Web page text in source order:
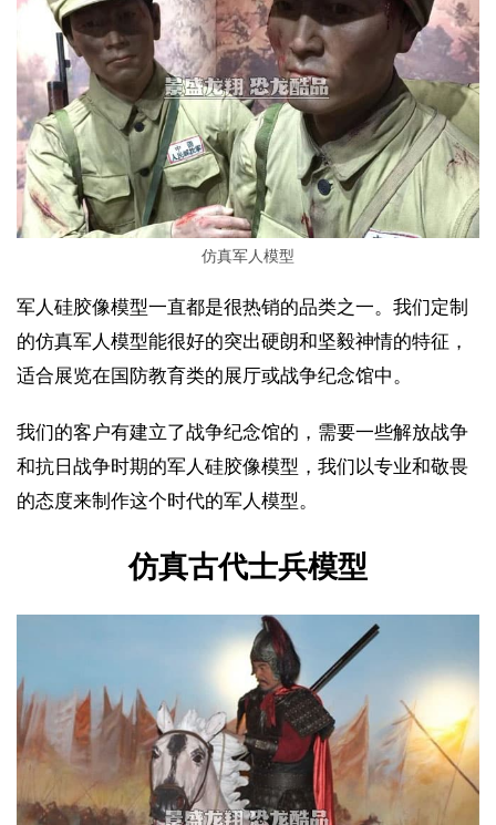
仿真军人模型
军人硅胶像模型一直都是很热销的品类之一。我们定制
的仿真军人模型能很好的突出硬朗和坚毅神情的特征，
适合展览在国防教育类的展厅或战争纪念馆中。
我们的客户有建立了战争纪念馆的，需要一些解放战争
和抗日战争时期的军人硅胶像模型，我们以专业和敬畏
的态度来制作这个时代的军人模型。
仿真古代士兵模型